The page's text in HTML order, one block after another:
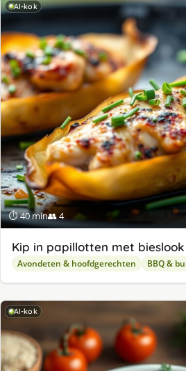
AI-kok
⏱ 40 min👥 4
Kip in papillotten met bieslook
Avondeten & hoofdgerechten BBQ &
AI-kok